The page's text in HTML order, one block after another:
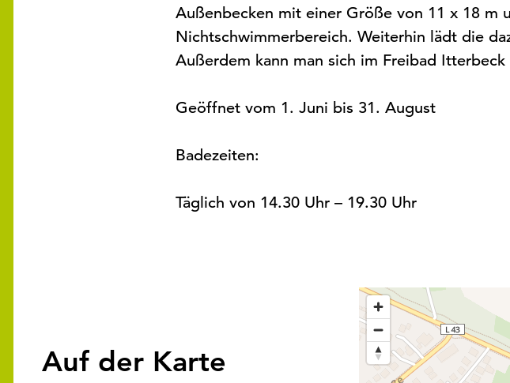
Außenbecken mit einer Größe von 11 x 18 m
Nichtschwimmerbereich. Weiterhin lädt die
Außerdem kann man sich im Freibad
Geöffnet vom 1. Juni bis 31. August
Badezeiten:
Täglich von 14.30 Uhr – 19.30 Uhr
Auf der Karte